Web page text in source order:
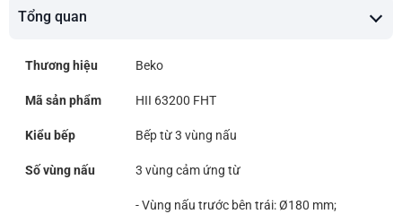
Tổng quan
Thương hiệu Beko
Mã sản phẩm HII 63200 FHT
Kiểu bếp Bếp từ 3 vùng nấu
Số vùng nấu 3 vùng cảm ứng từ
- Vùng nấu trước bên trái: Ø180 mm;